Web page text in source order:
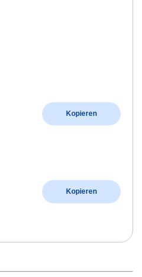
Kopieren
Kopieren